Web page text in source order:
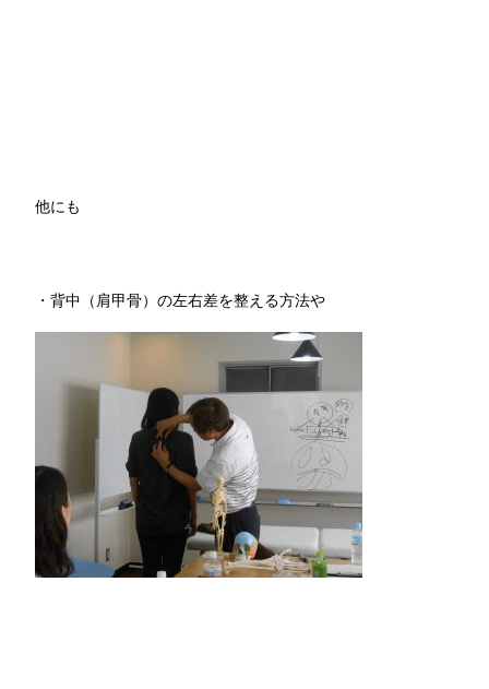
他にも
・背中（肩甲骨）の左右差を整える方法や